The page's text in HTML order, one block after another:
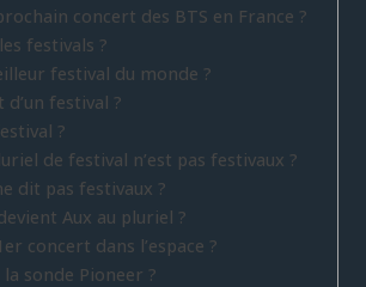
concert des BTS en France ?
festivals ?
festival du monde ?
d’un festival ?
?
de festival n’est pas festivaux ?
dit pas festivaux ?
Aux au pluriel ?
concert dans l’espace ?
sonde Pioneer ?